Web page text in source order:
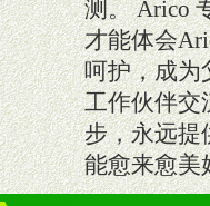
测。 Arico
才能体会
呵护，成为
工作伙伴交
步，永远提
能愈来愈美